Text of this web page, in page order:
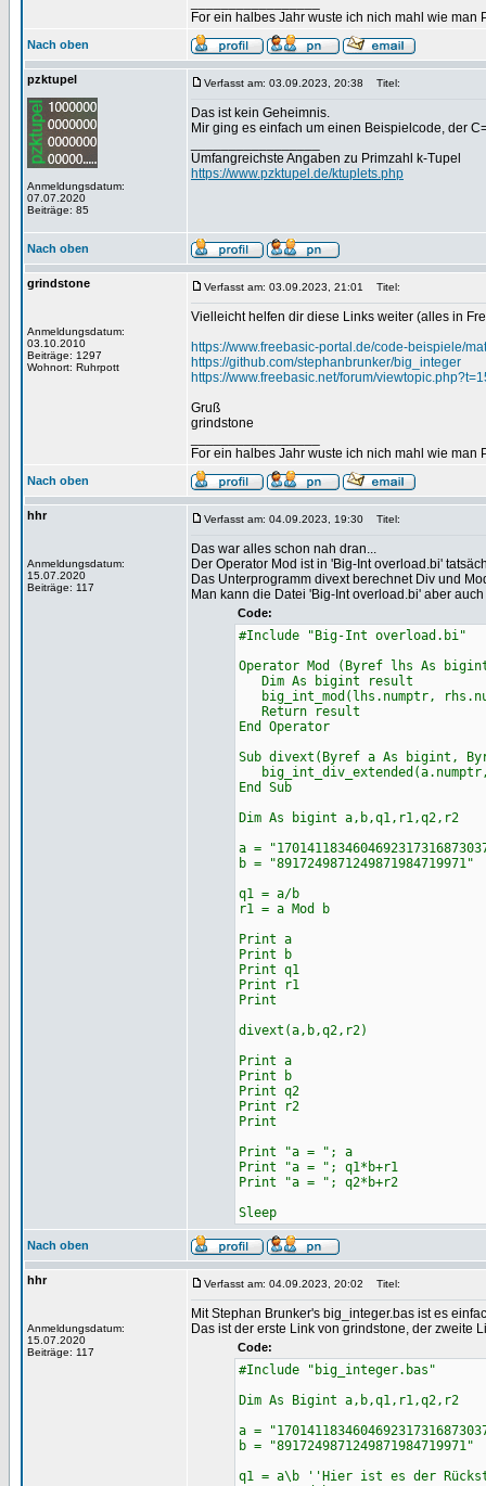
For ein halbes Jahr wuste ich nich mahl wie man
Nach oben
pzktupel
Anmeldungsdatum:
07.07.2020
Beiträge: 85
Verfasst am: 03.09.2023, 20:38 Titel:
Das ist kein Geheimnis.
Mir ging es einfach um einen Beispielcode, der
Umfangreichste Angaben zu Primzahl k-Tupel
https://www.pzktupel.de/ktuplets.php
Nach oben
grindstone
Anmeldungsdatum:
03.10.2010
Beiträge: 1297
Wohnort: Ruhrpott
Verfasst am: 03.09.2023, 21:01 Titel:
Vielleicht helfen dir diese Links weiter (alles in
https://www.freebasic-portal.de/code-beispiele/
https://github.com/stephanbrunker/big_integer
https://www.freebasic.net/forum/
Gruß
grindstone
For ein halbes Jahr wuste ich nich mahl wie man
Nach oben
hhr
Anmeldungsdatum:
15.07.2020
Beiträge: 117
Verfasst am: 04.09.2023, 19:30 Titel:
Das war alles schon nah dran...
Der Operator Mod ist in 'Big-Int overload.bi'
Das Unterprogramm divext berechnet Div und
Man kann die Datei 'Big-Int overload.bi' aber
Code:
#Include "Big-Int overload.bi"
Operator Mod (Byref lhs As
Dim As bigint result
big_int_mod(lhs.numptr,
Return result
End Operator
Sub divext(Byref a As bigint,
End Sub
Dim As bigint a,b,q1,r1,q2,r2
a =
b = "8917249871249871984719971"
q1 = a/b
r1 = a Mod b
Print a
Print b
Print q1
Print r1
Print
divext(a,b,q2,r2)
Print a
Print b
Print q2
Print r2
Print
Print "a = "; a
Print "a = "; q1*b+r1
Print "a = "; q2*b+r2
Sleep
Nach oben
hhr
Anmeldungsdatum:
15.07.2020
Beiträge: 117
Verfasst am: 04.09.2023, 20:02 Titel:
Mit Stephan Brunker's big_integer.bas ist es
Das ist der erste Link von grindstone, der zweite
Code:
#Include "big_integer.bas"
Dim As Bigint a,b,q1,r1,q2,r2
a =
b = "8917249871249871984719971"
q1 = a\b ''Hier ist es der